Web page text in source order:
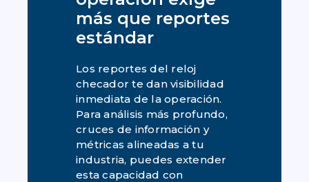
más que reportes
estándar
Los reportes del reloj
checador te dan visibilidad
inmediata de la operación.
Para análisis más profundo,
cruces de información y
métricas alineadas a tu
industria, puedes extender
esta capacidad con